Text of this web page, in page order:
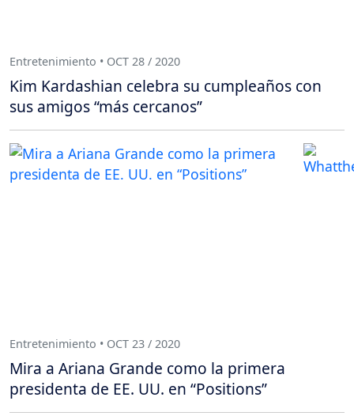
Entretenimiento • OCT 28 / 2020
Kim Kardashian celebra su cumpleaños con
sus amigos “más cercanos”
Entretenimiento • OCT 23 / 2020
Mira a Ariana Grande como la primera
presidenta de EE. UU. en “Positions”